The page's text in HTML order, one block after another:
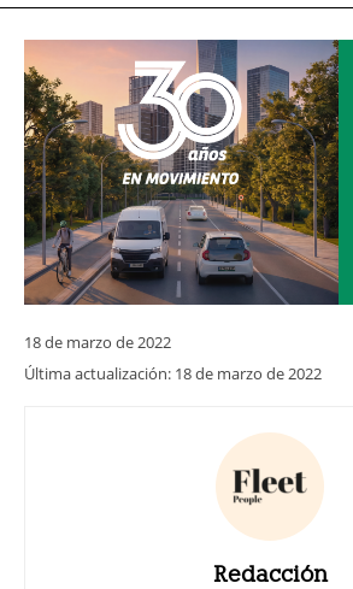
18 de marzo de 2022
Última actualización: 18 de marzo de 2022
Redacción